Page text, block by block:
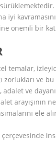
iyi
önemli bir
temalar,
zorlukları ve
ve
arayışının
ele